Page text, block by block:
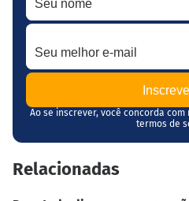
Seu melhor e-mail
Ao se inscrever, você concorda com
termos de
Relacionadas